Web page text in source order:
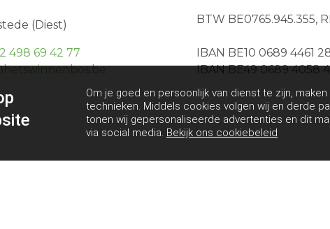
(Diest)
498 69 42 77
BTW BE0765.945.355,
IBAN BE10 0689 4461
IBAN BE49 0689 4058
Om je goed en persoonlijk van dienst te zijn,
technieken. Middels cookies volgen wij en derde
tonen wij gepersonaliseerde advertenties en dit
via social media. Bekijk ons cookiebeleid